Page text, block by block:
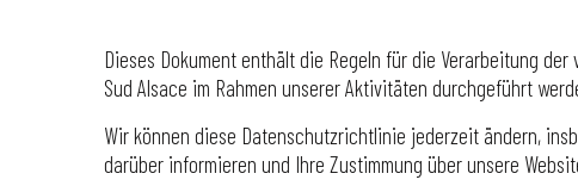
Dieses Dokument enthält die Regeln für die Verarbeitung
Sud Alsace im Rahmen unserer Aktivitäten durchgeführt
Wir können diese Datenschutzrichtlinie jederzeit ändern,
darüber informieren und Ihre Zustimmung über unsere